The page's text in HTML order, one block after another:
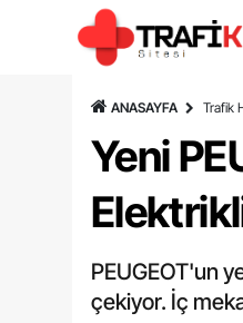
ANASAYFA Trafik
Yeni
PEUGEOT'un
çekiyor. İç